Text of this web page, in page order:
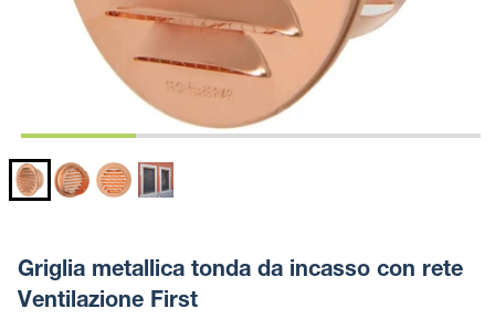
Griglia metallica tonda da incasso con rete
Ventilazione First